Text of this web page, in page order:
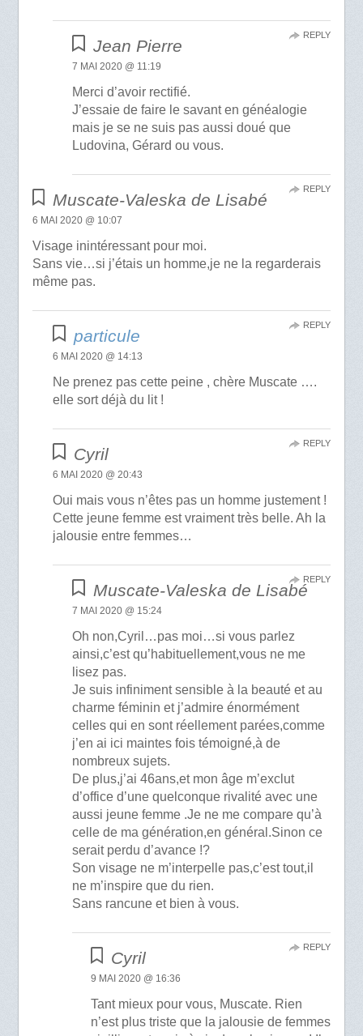
Jean Pierre
7 MAI 2020 @ 11:19
Merci d’avoir rectifié.
J’essaie de faire le savant en généalogie
mais je se ne suis pas aussi doué que
Ludovina, Gérard ou vous.
REPLY
Muscate-Valeska de Lisabé
6 MAI 2020 @ 10:07
Visage inintéressant pour moi.
Sans vie…si j’étais un homme,je ne la regarderais
même pas.
REPLY
particule
6 MAI 2020 @ 14:13
Ne prenez pas cette peine , chère Muscate ….
elle sort déjà du lit !
REPLY
Cyril
6 MAI 2020 @ 20:43
Oui mais vous n’êtes pas un homme justement !
Cette jeune femme est vraiment très belle. Ah la
jalousie entre femmes…
REPLY
Muscate-Valeska de Lisabé
7 MAI 2020 @ 15:24
Oh non,Cyril…pas moi…si vous parlez
ainsi,c’est qu’habituellement,vous ne me
lisez pas.
Je suis infiniment sensible à la beauté et au
charme féminin et j’admire énormément
celles qui en sont réellement parées,comme
j’en ai ici maintes fois témoigné,à de
nombreux sujets.
De plus,j’ai 46ans,et mon âge m’exclut
d’office d’une quelconque rivalité avec une
aussi jeune femme .Je ne me compare qu’à
celle de ma génération,en général.Sinon ce
serait perdu d’avance !?
Son visage ne m’interpelle pas,c’est tout,il
ne m’inspire que du rien.
Sans rancune et bien à vous.
REPLY
Cyril
9 MAI 2020 @ 16:36
Tant mieux pour vous, Muscate. Rien
n’est plus triste que la jalousie de femmes
REPLY